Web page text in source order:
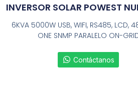
INVERSOR SOLAR POWEST
6KVA 5000W USB, WIFI, RS485, LCD,
ONE SNMP PARALELO ON-
Contáctanos